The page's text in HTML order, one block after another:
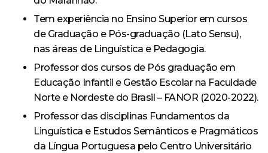
Tem experiência no Ensino Superior em cursos
de Graduação e Pós-graduação (Lato Sensu),
nas áreas de Linguística e Pedagogia.
Professor dos cursos de Pós graduação em
Educação Infantil e Gestão Escolar na Faculdade
Norte e Nordeste do Brasil – FANOR (2020-2022).
Professor das disciplinas Fundamentos da
Linguística e Estudos Semânticos e Pragmáticos
da Língua Portuguesa pelo Centro Universitário